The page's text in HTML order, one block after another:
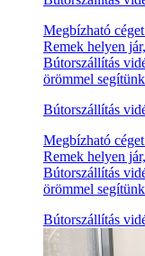
Megbízható
Remek helyen
Bútorszállítás
örömmel segítünk
Bútorszállítás
Megbízható
Remek helyen
Bútorszállítás
örömmel segítünk
Bútorszállítás